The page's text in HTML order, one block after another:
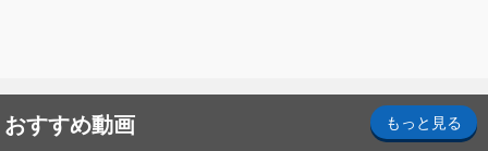
おすすめ動画 もっと見る